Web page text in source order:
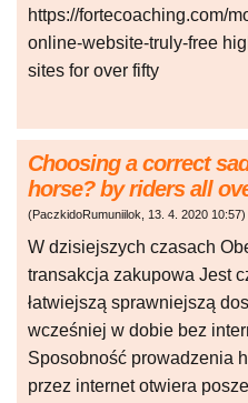
https://fortecoaching.com/
online-website-truly-free
sites for over fifty
Choosing a correct
horse? by riders all
(PaczkidoRumuniilok, 13. 4. 2020 10:57)
W dzisiejszych czasach
transakcja zakupowa Jest
łatwiejszą sprawniejszą
wcześniej w dobie bez
Sposobność prowadzenia
przez internet otwiera